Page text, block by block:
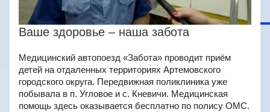
Ваше здоровье – наша забота
Медицинский автопоезд «Забота» проводит приём
детей на отдаленных территориях Артемовского
городского округа. Передвижная поликлиника уже
побывала в п. Угловое и с. Кневичи. Медицинская
помощь здесь оказывается бесплатно по полису ОМС.